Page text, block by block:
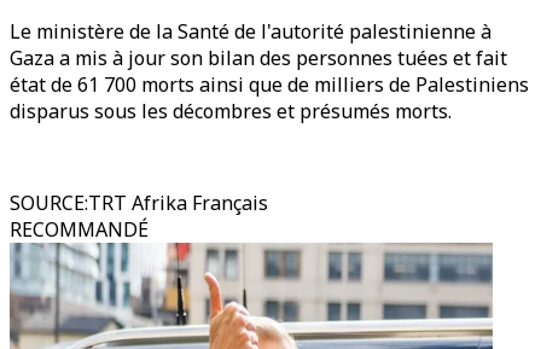
Le ministère de la Santé de l'autorité palestinienne à
Gaza a mis à jour son bilan des personnes tuées et fait
état de 61 700 morts ainsi que de milliers de Palestiniens
disparus sous les décombres et présumés morts.
SOURCE:TRT Afrika Français
RECOMMANDÉ